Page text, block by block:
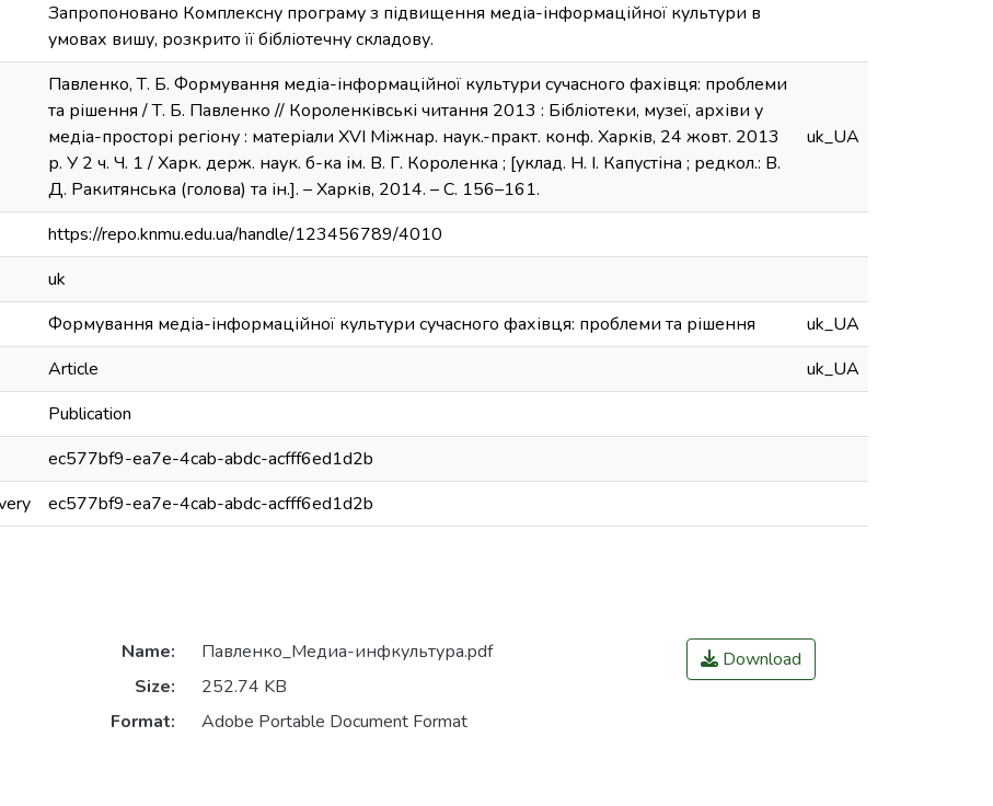
Запропоновано Комплексну програму з підвищення медіа-інформаційної культури в
умовах вишу, розкрито її бібліотечну складову.
Павленко, Т. Б. Формування медіа-інформаційної культури сучасного фахівця: проблеми
та рішення / Т. Б. Павленко // Короленківські читання 2013 : Бібліотеки, музеї, архіви у
медіа-просторі регіону : матеріали ХVІ Міжнар. наук.-практ. конф. Харків, 24 жовт. 2013
р. У 2 ч. Ч. 1 / Харк. держ. наук. б-ка ім. В. Г. Короленка ; [уклад. Н. І. Капустіна ; редкол.: В.
Д. Ракитянська (голова) та ін.]. – Харків, 2014. – С. 156–161.
uk_UA
https://repo.knmu.edu.ua/handle/123456789/4010
uk
Формування медіа-інформаційної культури сучасного фахівця: проблеми та рішення
uk_UA
Article
uk_UA
Publication
ec577bf9-ea7e-4cab-abdc-acfff6ed1d2b
ec577bf9-ea7e-4cab-abdc-acfff6ed1d2b
Name:
Павленко_Медиа-инфкультура.pdf
Size:
252.74 KB
Format:
Adobe Portable Document Format
Download